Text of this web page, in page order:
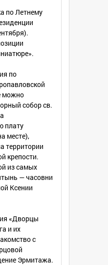
Петербург —
и
г. выпуска —
вместимостью 43-
видео- и
откидными
по Летнему
по
можно
собор св.
плату
месте),
территории
крепости.
из самых
— часовни
Ксении
«Дворцы
и их
с
Эрмитажа.